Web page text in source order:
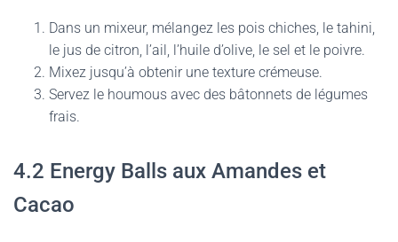
Dans un mixeur, mélangez les pois chiches, le tahini,
le jus de citron, l’ail, l’huile d’olive, le sel et le poivre.
Mixez jusqu’à obtenir une texture crémeuse.
Servez le houmous avec des bâtonnets de légumes
frais.
4.2 Energy Balls aux Amandes et
Cacao